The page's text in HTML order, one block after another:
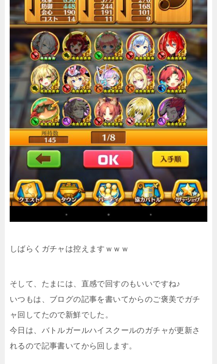
しばらくガチャは控えますｗｗｗ
そして、たまには、直感で回すのもいいですね♪
いつもは、ブログの記事を書いてからのご褒美でガチ
ャ回してたので新鮮でした。
今日は、バトルガールハイスクールのガチャが更新さ
れるので記事書いてから回します。